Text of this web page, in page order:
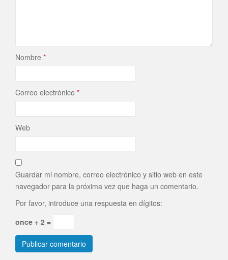
Nombre *
Correo electrónico *
Web
Guardar mi nombre, correo electrónico y sitio web en este
navegador para la próxima vez que haga un comentario.
Por favor, introduce una respuesta en dígitos:
once + 2 =